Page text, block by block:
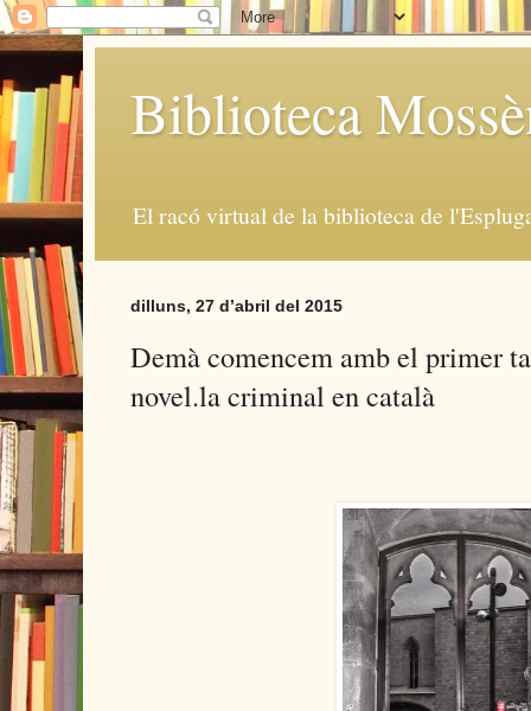
Biblioteca
El racó virtual de la biblioteca de
dilluns, 27 d’abril del 2015
Demà comencem amb el primer
novel.la criminal en català